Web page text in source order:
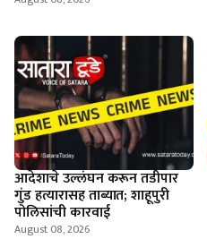
आदेशाचे उल्लंघन करून तडीपार
गुंड हत्यारासह ताब्यात; शाहूपुरी
पोलिसांची कारवाई
August 08, 2026